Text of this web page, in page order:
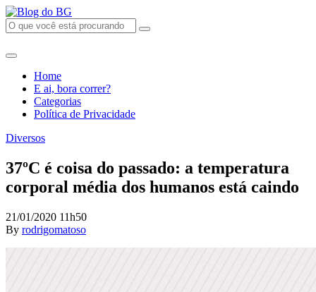
Home
E ai, bora correr?
Categorias
Política de Privacidade
Diversos
37ºC é coisa do passado: a temperatura
corporal média dos humanos está caindo
21/01/2020 11h50
By rodrigomatoso